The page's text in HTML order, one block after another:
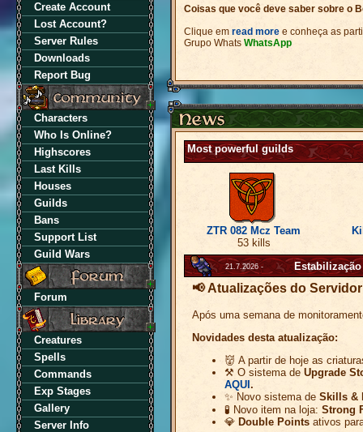
Create Account
Lost Account?
Server Rules
Downloads
Report Bug
Characters
Who Is Online?
Highscores
Last Kills
Houses
Guilds
Bans
Support List
Guild Wars
Forum
Creatures
Spells
Commands
Exp Stages
Gallery
Server Info
Coisas que você deve saber sobre o
Clique em read more e conheça as
Grupo Whats WhatsApp
Most powerful guilds
ZTR 082 Mcz Team
53 kills
21.7.2026 -
📢 Atualizações do Servidor
Após uma semana de
Novidades desta atualização:
👹 A partir de hoje as
⚒️ O sistema de Upgrade
AQUI .
✨ Novo sistema de Skills &
🧪 Novo item na loja: Strong
💎 Double Points ativos